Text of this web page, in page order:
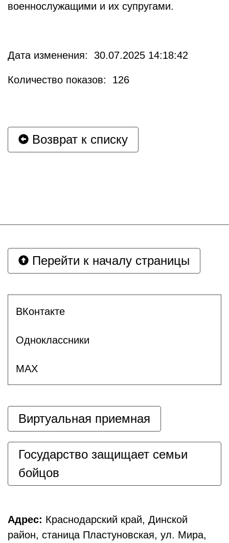
военнослужащими и их супругами.
Дата изменения: 30.07.2025 14:18:42
Количество показов: 126
Возврат к списку
Перейти к началу страницы
ВКонтакте
Одноклассники
MAX
Виртуальная приемная
Государство защищает семьи
бойцов
Адрес: Краснодарский край, Динской
район, станица Пластуновская, ул. Мира,